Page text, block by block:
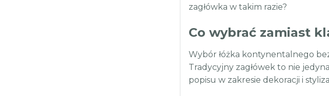
zagłówka w takim razie?
Co wybrać zamiast
Wybór łóżka kontynentalnego
Tradycyjny zagłówek to nie
popisu w zakresie dekoracji i